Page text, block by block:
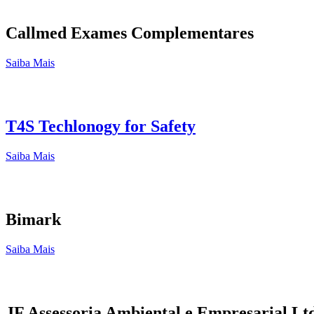
Callmed Exames Complementares
Saiba Mais
T4S Techlonogy for Safety
Saiba Mais
Bimark
Saiba Mais